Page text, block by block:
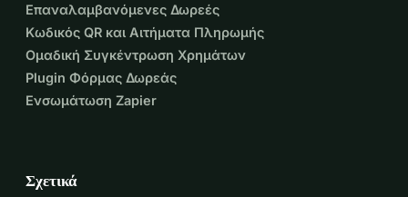
Επαναλαμβανόμενες Δωρεές
Κωδικός QR και Αιτήματα Πληρωμής
Ομαδική Συγκέντρωση Χρημάτων
Plugin Φόρμας Δωρεάς
Ενσωμάτωση Zapier
Σχετικά